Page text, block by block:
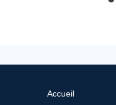
Accueil